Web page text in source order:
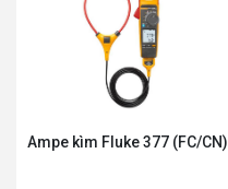
Ampe kìm Fluke 377 (FC/CN)